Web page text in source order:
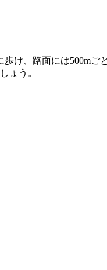
け、路面には500m
ょう。